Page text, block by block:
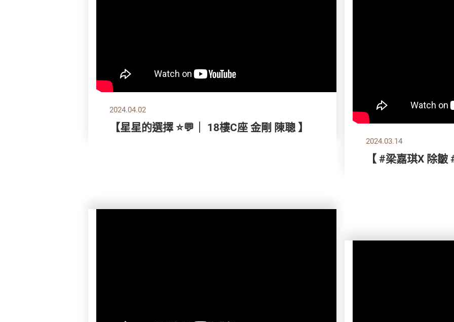
2024.04.02
【星星的選擇 ⭐💬｜ 18樓C座 金剛 陳聰 】
2024.03.14
【 #梁嘉琪X 除